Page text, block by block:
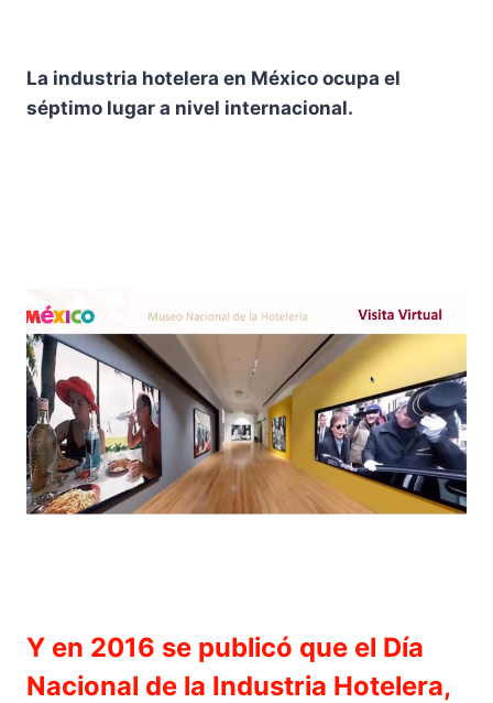
La industria hotelera en México ocupa el
séptimo lugar a nivel internacional.
Y en 2016 se publicó que el Día
Nacional de la Industria Hotelera,